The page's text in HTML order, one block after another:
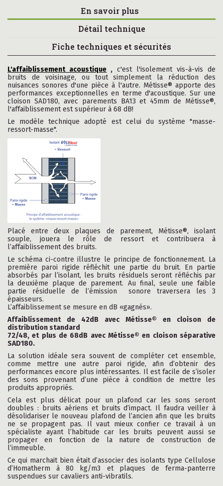
En savoir plus
Détail technique
Fiche techniques et sécurités
L'affaiblissement acoustique , c'est l'isolement vis-à-vis de
bruits de voisinage, ou tout simplement la réduction des
nuisances sonores d'une pièce à l'autre. Métisse® apporte des
performances exceptionnelles en terme d'acoustique. Sur une
cloison SAD180, avec parements BA13 et 45mm de Métisse®,
l'affaiblissement est supérieur à 68 dB!
Le modèle technique adopté est celui du système "masse-
ressort-masse".
Placé entre deux plaques de parement, Métisse®, isolant
souple, jouera le rôle de ressort et contribuera à
l’affaiblissement des bruits.
Le schéma ci-contre illustre le principe de fonctionnement. La
première paroi rigide réfléchit une partie du bruit. En partie
absorbés par l’isolant, les bruits résiduels seront réfléchis par
la deuxième plaque de parement. Au final, seule une faible
partie résiduelle de l’émission sonore traversera les 3
épaisseurs.
L’affaiblissement se mesure en dB «gagnés».
Affaiblissement de 42dB avec Métisse® en cloison de
distribution standard
72/48, et plus de 68dB avec Métisse® en cloison séparative
SAD180.
La solution idéale sera souvent de compléter cet ensemble,
comme mettre une autre paroi rigide, afin d’obtenir des
performances encore plus intéressantes. Il est facile de s’isoler
des sons provenant d’une pièce à condition de mettre les
produits appropriés.
Cela est plus délicat pour un plafond car les sons seront
doubles : bruits aériens et bruits d’impact. Il faudra veiller à
désolidariser le nouveau plafond de l’ancien afin que les bruits
ne se propagent pas. Il vaut mieux confier ce travail à un
spécialiste ayant l’habitude car les bruits peuvent aussi se
propager en fonction de la nature de construction de
l’immeuble.
Ce qui marchait bien était d’associer des isolants type Cellulose
d’Homatherm à 80 kg/m3 et plaques de ferma-panterre
suspendues sur cavaliers anti-vibratils.